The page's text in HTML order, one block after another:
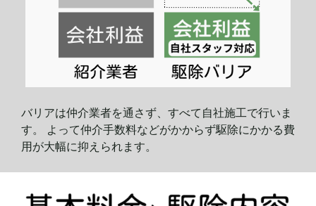
バリアは仲介業者を通さず、すべて自社施工で行いま
す。 よって仲介手数料などがかからず駆除にかかる費
用が大幅に抑えられます。